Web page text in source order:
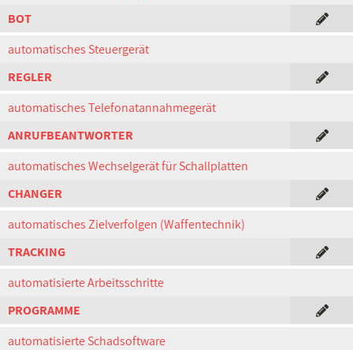
BOT
automatisches Steuergerät
REGLER
automatisches Telefonatannahmegerät
ANRUFBEANTWORTER
automatisches Wechselgerät für Schallplatten
CHANGER
automatisches Zielverfolgen (Waffentechnik)
TRACKING
automatisierte Arbeitsschritte
PROGRAMME
automatisierte Schadsoftware